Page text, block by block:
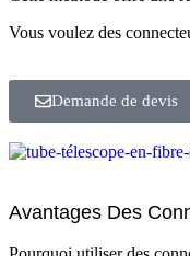
Vous voulez des
Demande de devis
Avantages Des